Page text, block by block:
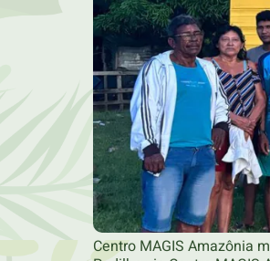
Centro MAGIS Amazônia